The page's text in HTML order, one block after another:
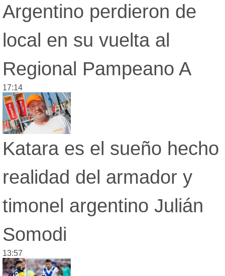
Argentino perdieron de
local en su vuelta al
Regional Pampeano A
17:14
Katara es el sueño hecho
realidad del armador y
timonel argentino Julián
Somodi
13:57